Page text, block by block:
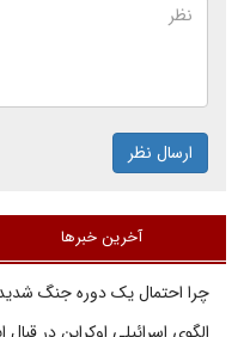
ارسال نظر
آخرین خبرها
چرا احتمال یک دوره جنگ شدید